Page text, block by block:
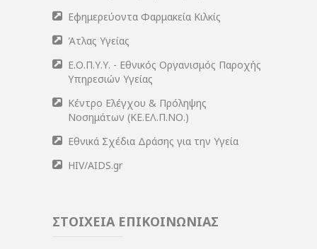
Εφημερεύοντα Φαρμακεία Κιλκίς
Άτλας Υγείας
Ε.Ο.Π.Υ.Υ. - Εθνικός Οργανισμός Παροχής
Υπηρεσιών Υγείας
Κέντρο Ελέγχου & Πρόληψης
Νοσημάτων (ΚΕ.ΕΛ.Π.ΝΟ.)
Εθνικά Σχέδια Δράσης για την Υγεία
HIV/AIDS.gr
ΣΤΟΙΧΕΙΑ ΕΠΙΚΟΙΝΩΝΙΑΣ